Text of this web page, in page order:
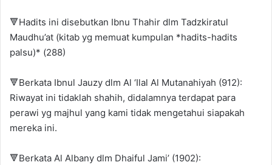
🔻Hadits ini disebutkan Ibnu Thahir dlm Tadzkiratul
Maudhu’at (kitab yg memuat kumpulan *hadits-hadits
palsu)* (288)
🔻Berkata Ibnul Jauzy dlm Al ‘Ilal Al Mutanahiyah (912):
Riwayat ini tidaklah shahih, didalamnya terdapat para
perawi yg majhul yang kami tidak mengetahui siapakah
mereka ini.
🔻Berkata Al Albany dlm Dhaiful Jami’ (1902):